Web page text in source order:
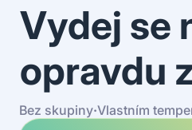
Vydej se
opravdu
Bez skupiny·Vlastním